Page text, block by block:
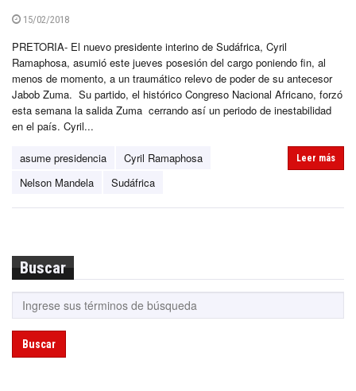
15/02/2018
PRETORIA- El nuevo presidente interino de Sudáfrica, Cyril
Ramaphosa, asumió este jueves posesión del cargo poniendo fin, al
menos de momento, a un traumático relevo de poder de su antecesor
Jabob Zuma. Su partido, el histórico Congreso Nacional Africano, forzó
esta semana la salida Zuma cerrando así un periodo de inestabilidad
en el país. Cyril...
asume presidencia
Cyril Ramaphosa
Nelson Mandela
Sudáfrica
Leer más
Buscar
Buscar